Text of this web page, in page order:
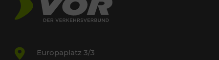
Europaplatz 3/3